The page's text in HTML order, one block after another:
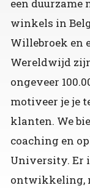
een duurzame
winkels in
Willebroek en
Wereldwijd
ongeveer
motiveer je je
klanten. We
coaching en
University. Er
ontwikkeling,